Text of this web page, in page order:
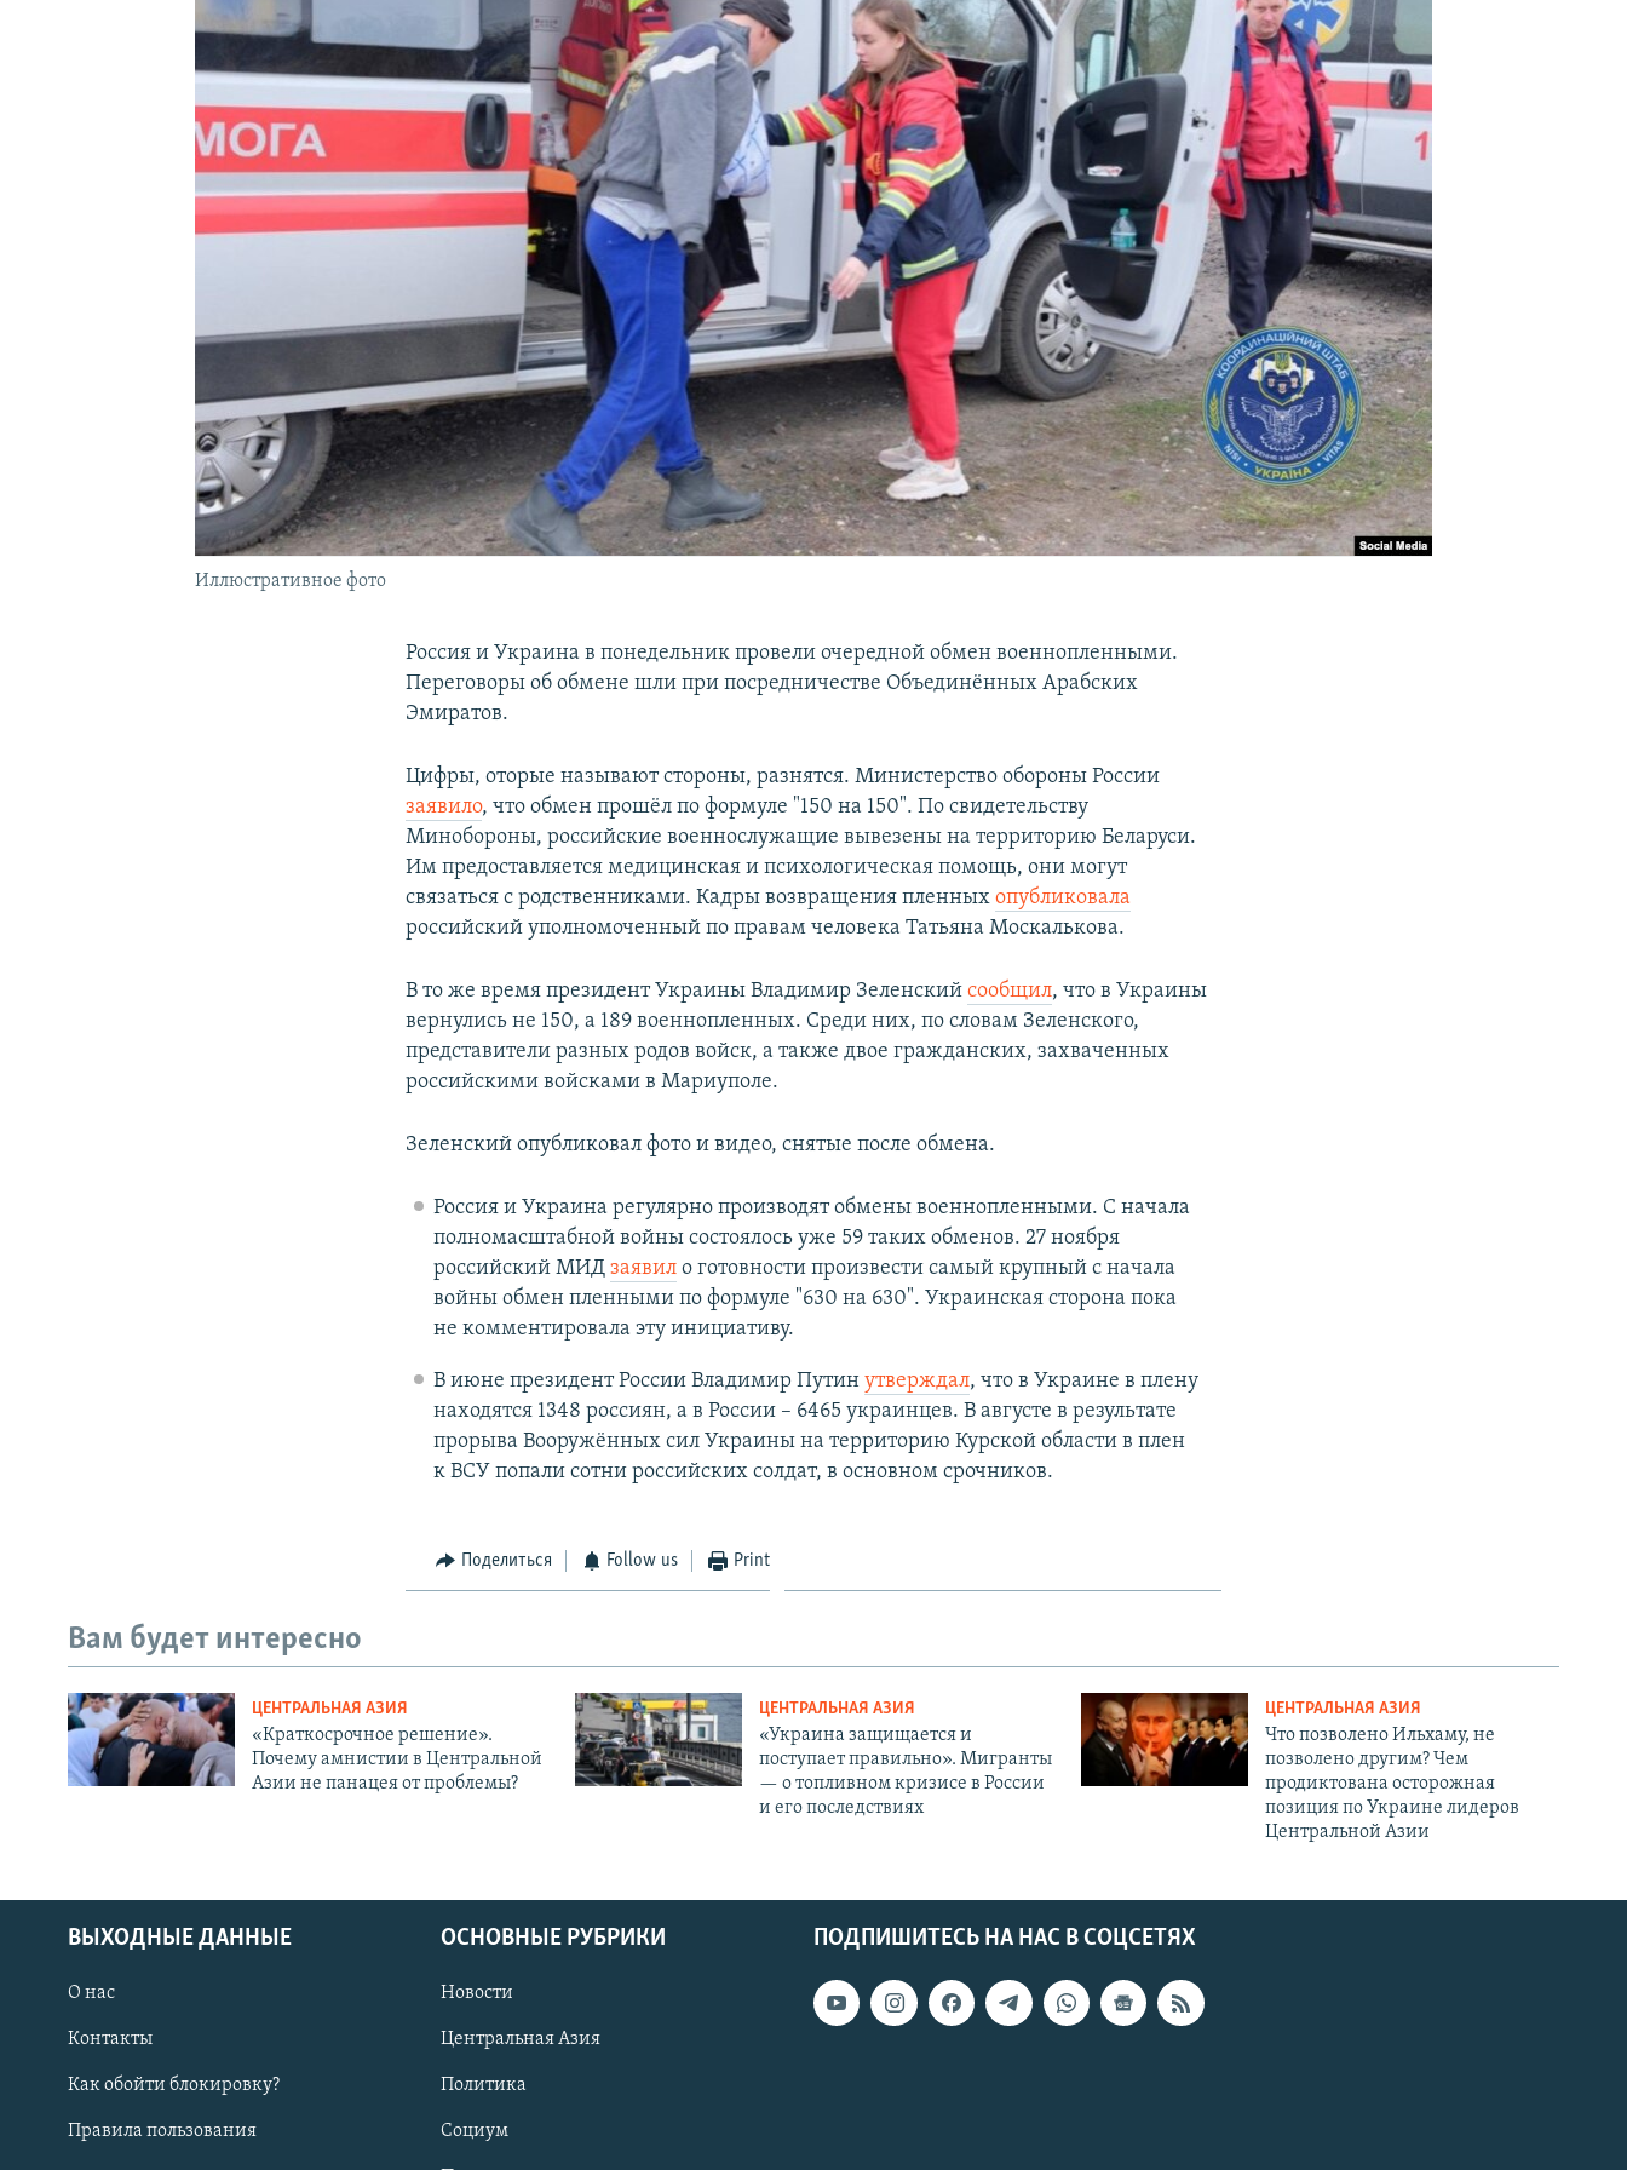
Иллюстративное фото
Россия и Украина в понедельник провели очередной обмен военнопленными.
Переговоры об обмене шли при посредничестве Объединённых Арабских
Эмиратов.
Цифры, оторые называют стороны, разнятся. Министерство обороны России
заявило, что обмен прошёл по формуле "150 на 150". По свидетельству
Минобороны, российские военнослужащие вывезены на территорию Беларуси.
Им предоставляется медицинская и психологическая помощь, они могут
связаться с родственниками. Кадры возвращения пленныхопубликовала
российский уполномоченный по правам человека Татьяна Москалькова.
В то же время президент Украины Владимир Зеленскийсообщил, что в Украины
вернулись не 150, а 189 военнопленных. Среди них, по словам Зеленского,
представители разных родов войск, а также двое гражданских, захваченных
российскими войсками в Мариуполе.
Зеленский опубликовал фото и видео, снятые после обмена.
Россия и Украина регулярно производят обмены военнопленными. С начала
полномасштабной войны состоялось уже 59 таких обменов. 27 ноября
российский МИД заявило готовности произвести самый крупный с начала
войны обмен пленными по формуле "630 на 630". Украинская сторона пока
не комментировала эту инициативу.
В июне президент России Владимир Путин утверждал, что в Украине в плену
находятся 1348 россиян, а в России – 6465 украинцев. В августе в результате
прорыва Вооружённых сил Украины на территорию Курской области в плен
к ВСУ попали сотни российских солдат, в основном срочников.
Поделиться Follow us Print
Вам будет интересно
ЦЕНТРАЛЬНАЯ АЗИЯ
«Краткосрочное решение».
Почему амнистии в Центральной
Азии не панацея от проблемы?
ЦЕНТРАЛЬНАЯ АЗИЯ
«Украина защищается и
поступает правильно». Мигранты
— о топливном кризисе в России
и его последствиях
ЦЕНТРАЛЬНАЯ АЗИЯ
Что позволено Ильхаму, не
позволено другим? Чем
продиктована осторожная
позиция по Украине лидеров
Центральной Азии
ПОДПИШИТЕСЬ НА НАС В СОЦСЕТЯХ
ВЫХОДНЫЕ ДАННЫЕ
О нас
Контакты
Как обойти блокировку?
Правила пользования
ОСНОВНЫЕ РУБРИКИ
Новости
Центральная Азия
Политика
Социум